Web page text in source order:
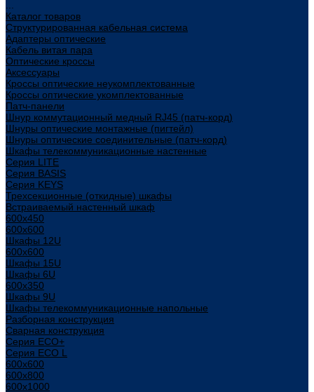
Каталог товаров
Структурированная кабельная система
Адаптеры оптические
Кабель витая пара
Оптические кроссы
Аксессуары
Кроссы оптические неукомплектованные
Кроссы оптические укомплектованные
Патч-панели
Шнур коммутационный медный RJ45 (патч-корд)
Шнуры оптические монтажные (пигтейл)
Шнуры оптические соединительные (патч-корд)
Шкафы телекоммуникационные настенные
Cерия LITE
Cерия BASIS
Cерия KEYS
Трехсекционные (откидные) шкафы
Встраиваемый настенный шкаф
600x450
600x600
Шкафы 12U
600x600
Шкафы 15U
Шкафы 6U
600x350
Шкафы 9U
Шкафы телекоммуникационные напольные
Разборная конструкция
Сварная конструкция
Серия ECO+
Серия ECO L
600x600
600x800
600х1000